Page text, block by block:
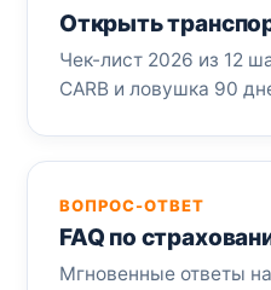
Открыть
Чек-лист 2026 из 12
CARB и ловушка 90
ВОПРОС-ОТВЕТ
FAQ по
Мгновенные ответы